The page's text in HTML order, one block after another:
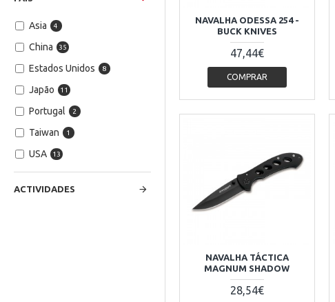
RUI - K25
Spyderco
TOKISU
Asia 4
China 35
Estados Unidos 8
Japão 11
Portugal 2
Taiwan 1
USA 13
ACTIVIDADES
NAVALHA ODESSA 254 -
BUCK KNIVES
47,44€
COMPRAR
NAVALHA TÁCTICA
MAGNUM SHADOW
28,54€